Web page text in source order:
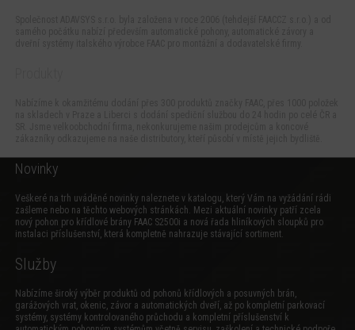
Novinky
Veškeré na trh uváděné novinky naleznete v katalogu, který Vám na vyžádání rádi
zašleme nebo na těchto webových stránkách. Mezi aktuální novinky patří zcela
nový pohon pro křídlové brány FAAC S2500i a nová řada hliníkových sloupků pro
instalaci příslušenství , která kompletně nahrazuje stávající sortiment.
Služby
Nabízíme široký výběr produktů od pohonů křídlových a posuvných brán,
garážových vrat, okenic, závor a automatických dveří, až po kompletní parkovací
systémy, systémy kontrolovaného průchodu a kompletní příslušenství k